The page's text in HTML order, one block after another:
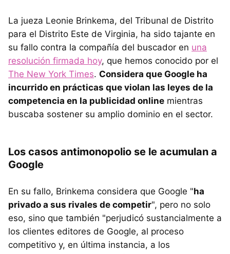
La jueza Leonie Brinkema, del Tribunal de Distrito
para el Distrito Este de Virginia, ha sido tajante en
su fallo contra la compañía del buscador en una
resolución firmada hoy, que hemos conocido por el
The New York Times. Considera que Google ha
incurrido en prácticas que violan las leyes de la
competencia en la publicidad online mientras
buscaba sostener su amplio dominio en el sector.
Los casos antimonopolio se le acumulan a
Google
En su fallo, Brinkema considera que Google "ha
privado a sus rivales de competir", pero no solo
eso, sino que también "perjudicó sustancialmente a
los clientes editores de Google, al proceso
competitivo y, en última instancia, a los